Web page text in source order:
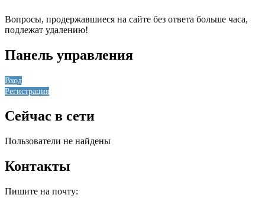
Вопросы, продержавшиеся на сайте без ответа больше часа,
подлежат удалению!
Панель управления
Вход
Регистрация
Сейчас в сети
Пользователи не найдены
Контакты
Пишите на почту: